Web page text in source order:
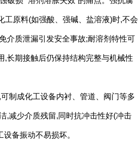
工原料(如强酸、强碱、盐溶液)时,不会
介质泄漏引发安全事故;耐溶剂特性可
,长期接触后仍保持结构完整与机械性
制成化工设备内衬、管道、阀门等多
,减少介质残留,同时抗冲击性好(冲击
备振动不易损坏。